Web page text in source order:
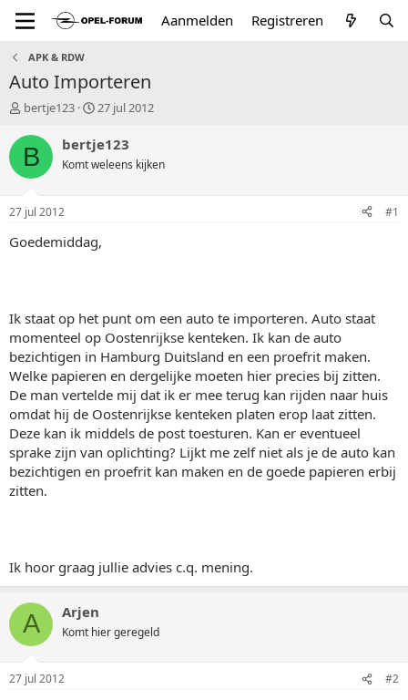
Aanmelden Registreren
APK & RDW
Auto Importeren
T
p
t
a
r
bertje123
S
a
t
u
m
27 jul 2012
B bertje123
Komt weleens kijken
27 jul 2012 #1
Goedemiddag,
Ik staat op het punt om een auto te importeren. Auto staat
momenteel op Oostenrijkse kenteken. Ik kan de auto
bezichtigen in Hamburg Duitsland en een proefrit maken.
Welke papieren en dergelijke moeten hier precies bij zitten.
De man vertelde mij dat ik er mee terug kan rijden naar huis
omdat hij de Oostenrijkse kenteken platen erop laat zitten.
Deze kan ik middels de post toesturen. Kan er eventueel
sprake zijn van oplichting? Lijkt me zelf niet als je de auto kan
bezichtigen en proefrit kan maken en de goede papieren erbij
zitten.
Ik hoor graag jullie advies c.q. mening.
A Arjen
Komt hier geregeld
27 jul 2012 #2